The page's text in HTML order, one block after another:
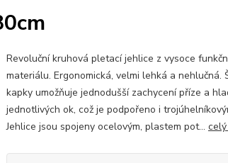
Revoluční kruhová pletací jehlice z vysoce
materiálu. Ergonomická, velmi lehká a nehlučná.
kapky umožňuje jednodušší zachycení příze a
jednotlivých ok, což je podpořeno i
Jehlice jsou spojeny ocelovým, plastem pot...